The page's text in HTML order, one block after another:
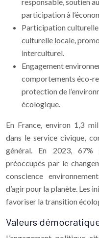
participation à
Participation culturelle
culturelle locale,
interculturel.
Engagement
comportements éco-
protection de
écologique.
En France, environ 1,3
dans le service civique,
général. En 2023, 67%
préoccupés par le
conscience
d’agir pour la planète. Les
favoriser la transition
Valeurs